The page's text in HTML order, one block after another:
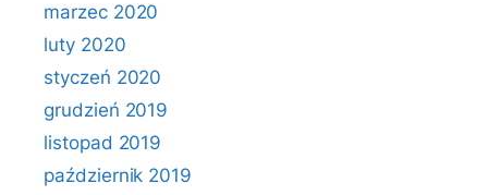
marzec 2020
luty 2020
styczeń 2020
grudzień 2019
listopad 2019
październik 2019